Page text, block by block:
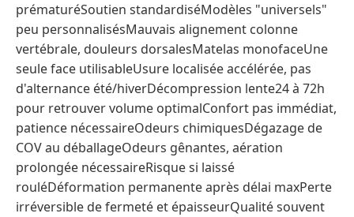
prématuréSoutien standardiséModèles "universels"
peu personnalisésMauvais alignement colonne
vertébrale, douleurs dorsalesMatelas monofaceUne
seule face utilisableUsure localisée accélérée, pas
d'alternance été/hiverDécompression lente24 à 72h
pour retrouver volume optimalConfort pas immédiat,
patience nécessaireOdeurs chimiquesDégazage de
COV au déballageOdeurs gênantes, aération
prolongée nécessaireRisque si laissé
rouléDéformation permanente après délai maxPerte
irréversible de fermeté et épaisseurQualité souvent